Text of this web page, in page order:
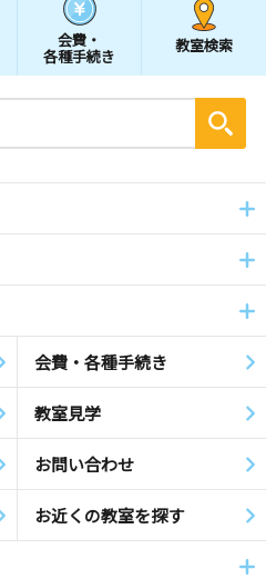
会費・
各種手続き
教室検索
会費・各種手続き
教室見学
お問い合わせ
お近くの教室を探す